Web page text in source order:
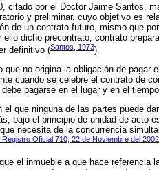
citado por el Doctor Jaime Santos,
y preliminar, cuyo objetivo es
de un contrato futuro, mismo que
dicho precontrato, contrato
definitivo (Santos, 1973).
no origina la obligación de pagar
cuando se celebre el contrato de
pagarse en el lugar y en el
que ninguna de las partes puede
bajo el principio de unidad de acto
necesita de la concurrencia
Registro Oficial 710, 22 de Noviembre del 2002
el inmueble a que hace referencia